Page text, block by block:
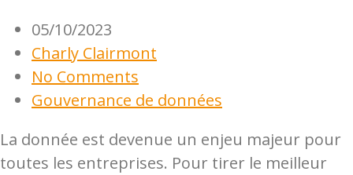
05/10/2023
Charly Clairmont
No Comments
Gouvernance de données
La donnée est devenue un enjeu majeur pour
toutes les entreprises. Pour tirer le meilleur